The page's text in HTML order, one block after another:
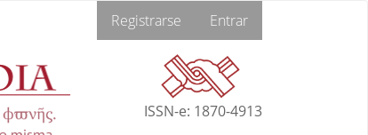
Registrarse Entrar
ISSN-e: 1870-4913